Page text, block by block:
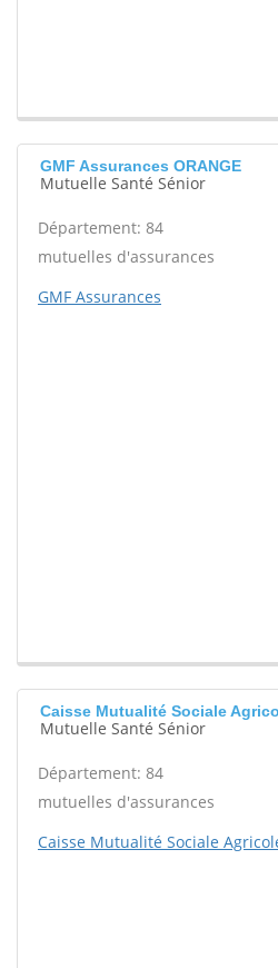
GMF Assurances ORANGE
Mutuelle Santé Sénior
Département: 84
mutuelles d'assurances
GMF Assurances
Caisse Mutualité Sociale
Mutuelle Santé Sénior
Département: 84
mutuelles d'assurances
Caisse Mutualité Sociale